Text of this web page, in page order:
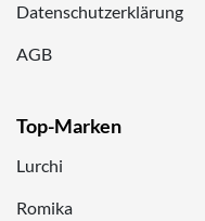
Datenschutzerklärung
AGB
Top-Marken
Lurchi
Romika